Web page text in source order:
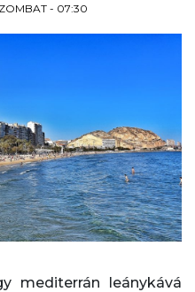
- 07:30
mediterrán leánykává